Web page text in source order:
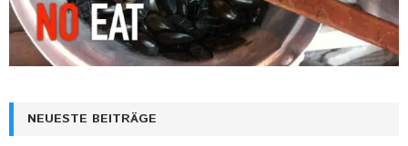
NEUESTE BEITRÄGE